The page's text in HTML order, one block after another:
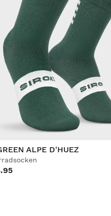
ALPE D'HUEZ